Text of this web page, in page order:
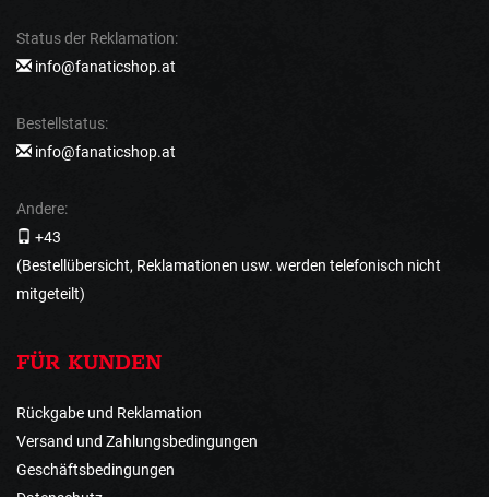
Status der Reklamation:
info@fanaticshop.at
Bestellstatus:
info@fanaticshop.at
Andere:
+43
(Bestellübersicht, Reklamationen usw. werden telefonisch nicht
mitgeteilt)
FÜR KUNDEN
Rückgabe und Reklamation
Versand und Zahlungsbedingungen
Geschäftsbedingungen